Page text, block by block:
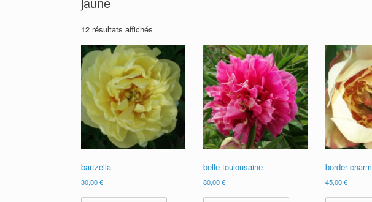
12 résultats affichés
bartzella
30,00€
belle toulousaine
80,00€
border charm
45,00€